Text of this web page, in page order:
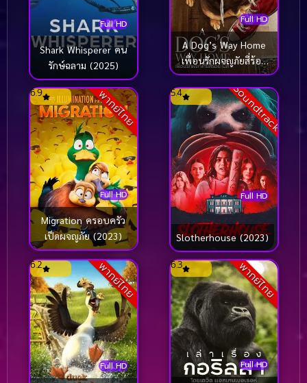
Full HD
Shark Whisperer คน
รักษ์ฉลาม (2025)
Full HD
A Dog’s Way Home
เพื่อนรักผจญภัยสี่ร้อย
ไมล์ (2019)
พากย์ไทย
Full HD
6.9
Migration ครอบครัว
เป็ดผจญภัย (2023)
Soundtrack
Full HD
5.4
Slotherhouse (2023)
พากย์ไทย
Full HD
6.2 พากย์ไทย
Full HD
6.3